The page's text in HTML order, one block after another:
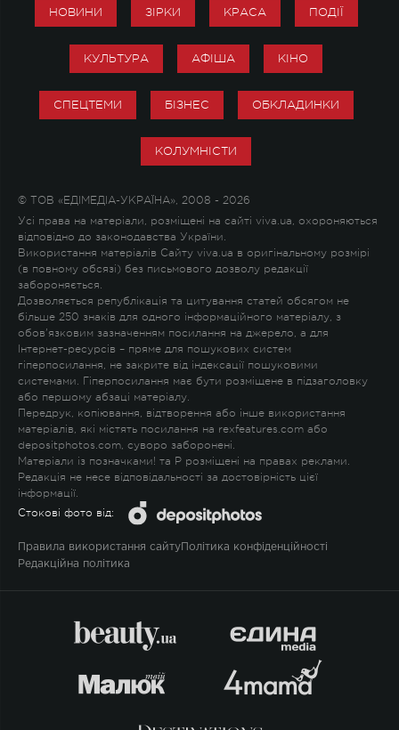
НОВИНИ ЗІРКИ КРАСА ПОДІЇ
КУЛЬТУРА АФІША КІНО
СПЕЦТЕМИ БІЗНЕС ОБКЛАДИНКИ
КОЛУМНІСТИ
© ТОВ «ЕДІМЕДІА-УКРАЇНА», 2008 - 2026
Усі права на матеріали, розміщені на сайті viva.ua, охороняються
відповідно до законодавства України.
Використання матеріалів Сайту viva.ua в оригінальному розмірі
(в повному обсязі) без письмового дозволу редакції
забороняється.
Дозволяється републікація та цитування статей обсягом не
більше 250 знаків для одного інформаційного матеріалу, з
обов'язковим зазначенням посилання на джерело, а для
Інтернет-ресурсів – пряме для пошукових систем
гіперпосилання, не закрите від індексації пошуковими
системами. Гіперпосилання має бути розміщене в підзаголовку
або першому абзаці матеріалу.
Передрук, копіювання, відтворення або інше використання
матеріалів, які містять посилання на rexfeatures.com або
depositphotos.com, суворо заборонені.
Матеріали із позначками! та P розміщені на правах реклами.
Редакція не несе відповідальності за достовірність цієї
інформації.
Стокові фото від:
Правила використання сайту Політика конфіденційності
Редакційна політика